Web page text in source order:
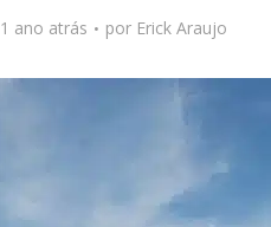
1 ano atrás por Erick Araujo